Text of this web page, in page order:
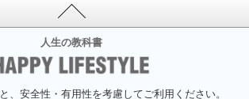
人生の教科書
、安全性・有用性を考慮してご利用ください。